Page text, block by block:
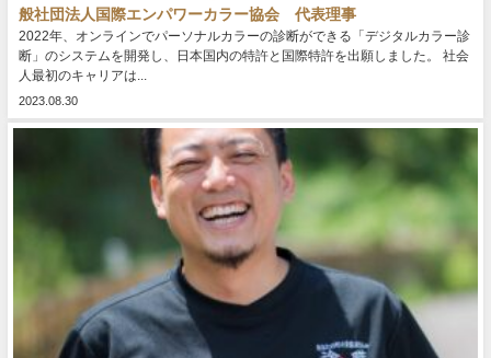
般社団法人国際エンパワーカラー協会 代表理事
2022年、オンラインでパーソナルカラーの診断ができる「デジタルカラー診
断」のシステムを開発し、日本国内の特許と国際特許を出願しました。 社会
人最初のキャリアは...
2023.08.30